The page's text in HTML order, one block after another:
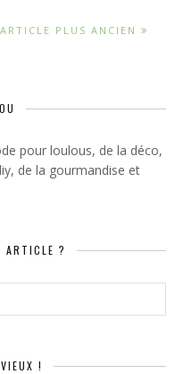
ARTICLE PLUS ANCIEN
pour loulous, de la déco,
de la gourmandise et
?
!